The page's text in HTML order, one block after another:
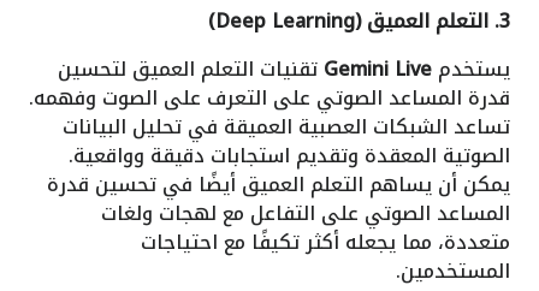
3. التعلم العميق (Deep Learning)
يستخدمGemini Liveتقنيات التعلم العميق لتحسين
قدرة المساعد الصوتي على التعرف على الصوت وفهمه.
تساعد الشبكات العصبية العميقة في تحليل البيانات
الصوتية المعقدة وتقديم استجابات دقيقة وواقعية.
يمكن أن يساهم التعلم العميق أيضًا في تحسين قدرة
المساعد الصوتي على التفاعل مع لهجات ولغات
متعددة، مما يجعله أكثر تكيفًا مع احتياجات
المستخدمين.